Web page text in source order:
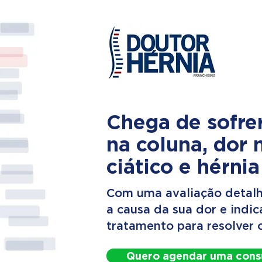
Chega de
na coluna, dor
ciático e
Com uma avaliação
a causa da sua dor e
tratamento para resolver
Quero agendar uma